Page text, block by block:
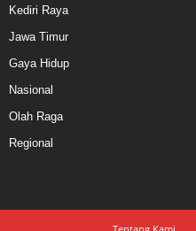
Kediri Raya
Jawa Timur
Gaya Hidup
Nasional
Olah Raga
Regional